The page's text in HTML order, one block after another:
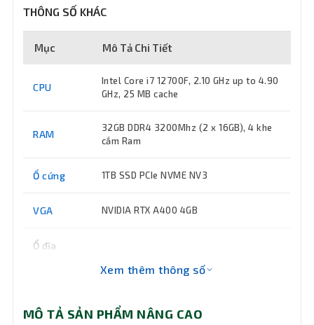
THÔNG SỐ KHÁC
Mục Mô Tả Chi Tiết
CPU
Intel Core i7 12700F, 2.10 GHz up to 4.90
GHz, 25 MB cache
RAM
32GB DDR4 3200Mhz (2 x 16GB), 4 khe
cắm Ram
Ổ cứng 1TB SSD PCIe NVME NV3
VGA NVIDIA RTX A400 4GB
Ổ đĩa
Keyboard Không đi
Xem thêm thông số
MÔ TẢ SẢN PHẨM NÂNG CAO